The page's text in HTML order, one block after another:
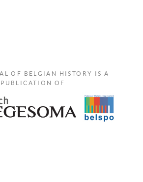
OF BELGIAN HISTORY IS A
PUBLICATION OF